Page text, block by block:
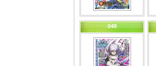
048